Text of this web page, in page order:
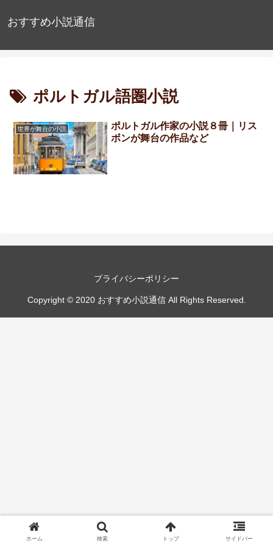
おすすめ小説通信
ポルトガル語圏小説
世界が舞台の小説
ポルトガル作家の小説８冊｜リス
ボンが舞台の作品など
プライバシーポリシー
Copyright © 2020 おすすめ小説通信 All Rights Reserved.
ホーム 検索 トップ サイドバー